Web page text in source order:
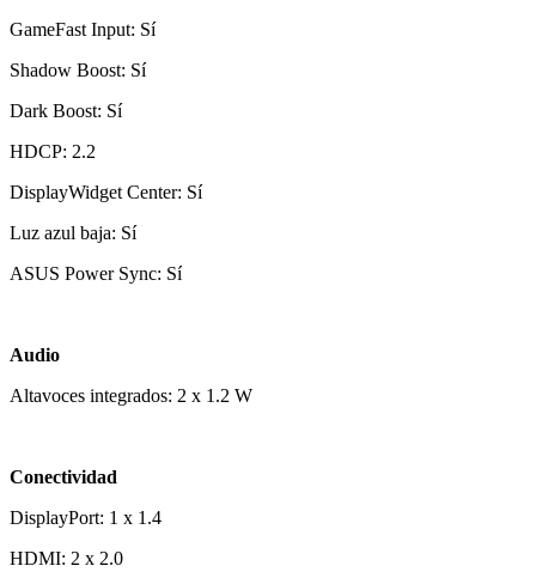
GameFast Input: Sí
Shadow Boost: Sí
Dark Boost: Sí
HDCP: 2.2
DisplayWidget Center: Sí
Luz azul baja: Sí
ASUS Power Sync: Sí
Audio
Altavoces integrados: 2 x 1.2 W
Conectividad
DisplayPort: 1 x 1.4
HDMI: 2 x 2.0